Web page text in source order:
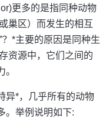
更多的是指同种动物
巢区）而发生的相互
*主要的原因是同种生
资源中，它们之间的
异*，几乎所有的动物
。举例说明如下: